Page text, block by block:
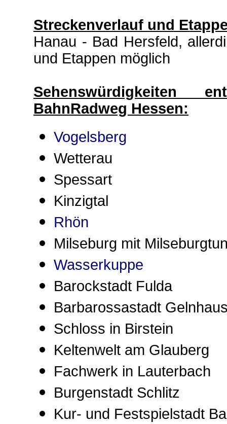
Streckenverlauf und
Hanau - Bad Hersfeld,
und Etappen möglich
Sehenswürdigkeiten
BahnRadweg Hessen:
Vogelsberg
Wetterau
Spessart
Kinzigtal
Rhön
Milseburg mit
Wasserkuppe
Barockstadt Fulda
Barbarossastadt
Schloss in Birstein
Keltenwelt am Glauberg
Fachwerk in Lauterbach
Burgenstadt Schlitz
Kur- und Festspielstadt